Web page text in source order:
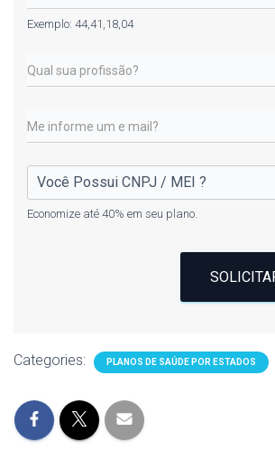
Exemplo: 44,41,18,04
Economize até 40% em seu plano.
Categories: PLANOS DE SAÚDE POR ESTADOS